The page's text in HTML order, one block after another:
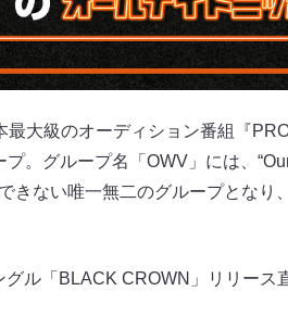
大級のオーディション番組『
。グループ名「OWV」には、
きない唯一無二のグループとなり
ル「BLACK CROWN」リリース